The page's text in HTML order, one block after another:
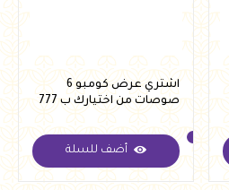
اشتري عرض كومبو 6
صوصات من اختيارك ب 777
جنيه بدلا من 1100 جنية
أضف للسلة